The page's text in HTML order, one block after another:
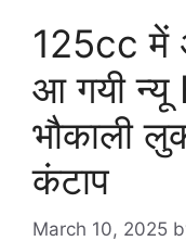
125cc में
आ गयी
भौकाली
कंटाप
March 10, 2025